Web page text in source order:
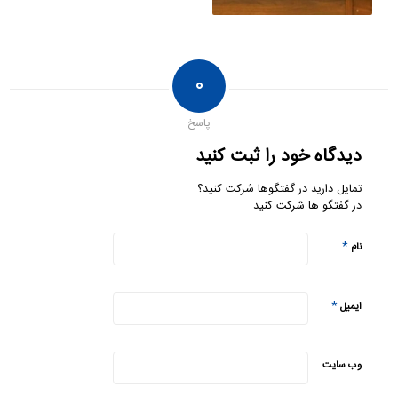
۰
پاسخ
دیدگاه خود را ثبت کنید
تمایل دارید در گفتگوها شرکت کنید؟
در گفتگو ها شرکت کنید.
نام*
ایمیل*
وب‌ سایت